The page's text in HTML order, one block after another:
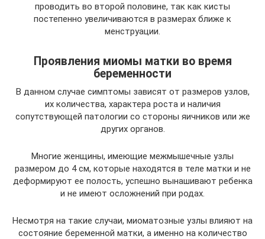
проводить во второй половине, так как кисты
постепенно увеличиваются в размерах ближе к
менструации.
Проявления миомы матки во время
беременности
В данном случае симптомы зависят от размеров узлов,
их количества, характера роста и наличия
сопутствующей патологии со стороны яичников или же
других органов.
Многие женщины, имеющие межмышечные узлы
размером до 4 см, которые находятся в теле матки и не
деформируют ее полость, успешно вынашивают ребенка
и не имеют осложнений при родах.
Несмотря на такие случаи, миоматозные узлы влияют на
состояние беременной матки, а именно на количество